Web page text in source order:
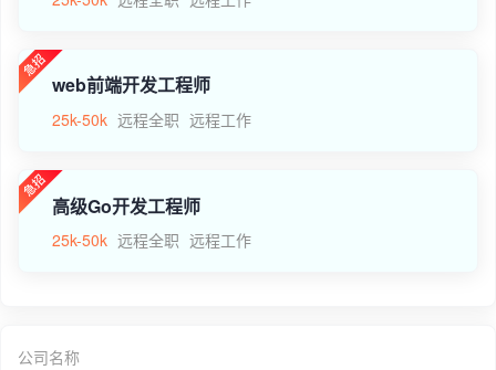
web前端开发工程师
25k-50k 远程全职 远程工作
高级Go开发工程师
25k-50k 远程全职 远程工作
公司名称